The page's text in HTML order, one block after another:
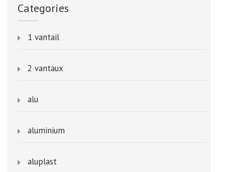
Categories
1 vantail
2 vantaux
alu
aluminium
aluplast